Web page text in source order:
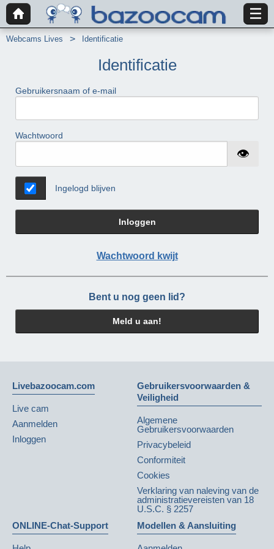
Webcams Lives Identificatie
Identificatie
Gebruikersnaam of e-mail
Wachtwoord
Ingelogd blijven
Inloggen
Wachtwoord kwijt
Bent u nog geen lid?
Meld u aan!
Livebazoocam.com
Live cam
Aanmelden
Inloggen
Gebruikersvoorwaarden &
Veiligheid
Algemene
Gebruikersvoorwaarden
Privacybeleid
Conformiteit
Cookies
Verklaring van naleving van de
administratievereisten van 18
U.S.C. § 2257
ONLINE-Chat-Support
Modellen & Aansluiting